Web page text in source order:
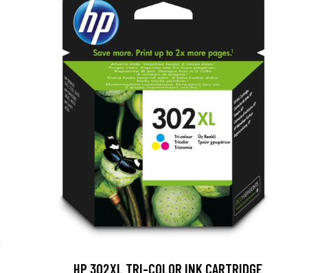
HP 302XL TRI-COLOR INK CARTRIDGE